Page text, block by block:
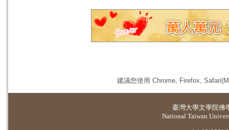
建議您使用 Chrome, Firefox,
臺灣大學文學院佛
National Taiwan